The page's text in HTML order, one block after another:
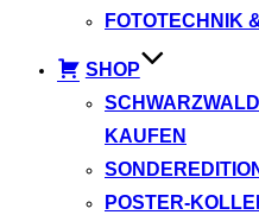
FOTOTECHNIK
SHOP
KAUFEN
POSTER-